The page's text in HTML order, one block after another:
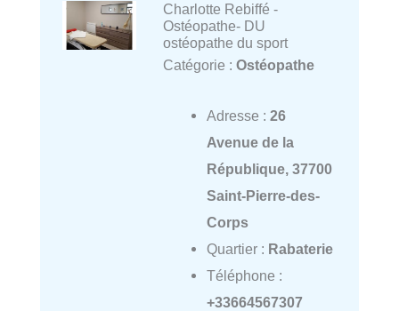
Charlotte Rebiffé -
Ostéopathe- DU
ostéopathe du sport
Catégorie : Ostéopathe
Adresse : 26
Avenue de la
République, 37700
Saint-Pierre-des-
Corps
Quartier : Rabaterie
Téléphone :
+33664567307